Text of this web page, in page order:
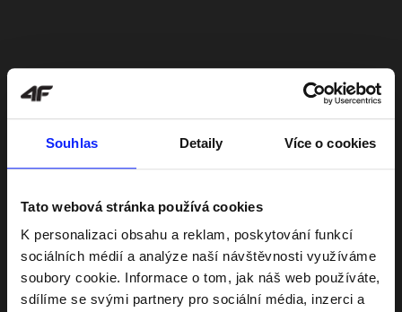
Souhlas Detaily Více o cookies
Tato webová stránka používá cookies
K personalizaci obsahu a reklam, poskytování funkcí
sociálních médií a analýze naší návštěvnosti využíváme
soubory cookie. Informace o tom, jak náš web používáte,
sdílíme se svými partnery pro sociální média, inzerci a